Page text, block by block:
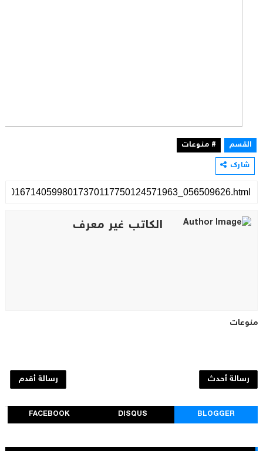
القسم
# منوعات
شارك
الكاتب غير معرف
منوعات
رسالة أحدث رسالة أقدم
BLOGGER
DISQUS
FACEBOOK